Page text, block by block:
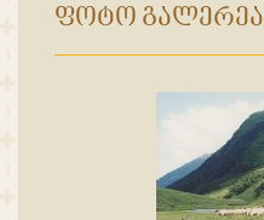
ᲤᲝᲢᲝ ᲒᲐᲚᲔᲠᲔᲐ